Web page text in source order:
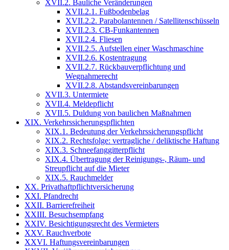
XVII.2. Bauliche Veränderungen
XVII.2.1. Fußbodenbelag
XVII.2.2. Parabolantennen / Satellitenschüsseln
XVII.2.3. CB-Funkantennen
XVII.2.4. Fliesen
XVII.2.5. Aufstellen einer Waschmaschine
XVII.2.6. Kostentragung
XVII.2.7. Rückbauverpflichtung und
Wegnahmerecht
XVII.2.8. Abstandsvereinbarungen
XVII.3. Untermiete
XVII.4. Meldepflicht
XVII.5. Duldung von baulichen Maßnahmen
XIX. Verkehrssicherungspflichten
XIX.1. Bedeutung der Verkehrssicherungspflicht
XIX.2. Rechtsfolge: vertragliche / deliktische Haftung
XIX.3. Schneefanggitterpflicht
XIX.4. Übertragung der Reinigungs-, Räum- und
Streupflicht auf die Mieter
XIX.5. Rauchmelder
XX. Privathaftpflichtversicherung
XXI. Pfandrecht
XXII. Barrierefreiheit
XXIII. Besuchsempfang
XXIV. Besichtigungsrecht des Vermieters
XXV. Rauchverbote
XXVI. Haftungsvereinbarungen